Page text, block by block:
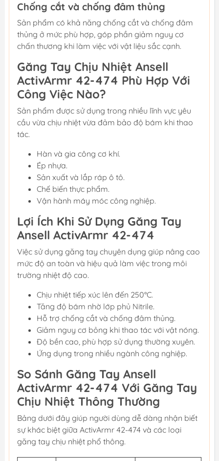
Chống cắt và chống đâm thủng
Sản phẩm có khả năng chống cắt và chống đâm
thủng ở mức phù hợp, góp phần giảm nguy cơ
chấn thương khi làm việc với vật liệu sắc cạnh.
Găng Tay Chịu Nhiệt Ansell
ActivArmr 42-474 Phù Hợp Với
Công Việc Nào?
Sản phẩm được sử dụng trong nhiều lĩnh vực yêu
cầu vừa chịu nhiệt vừa đảm bảo độ bám khi thao
tác.
Hàn và gia công cơ khí.
Ép nhựa.
Sản xuất và lắp ráp ô tô.
Chế biến thực phẩm.
Vận hành máy móc công nghiệp.
Lợi Ích Khi Sử Dụng Găng Tay
Ansell ActivArmr 42-474
Việc sử dụng găng tay chuyên dụng giúp nâng cao
mức độ an toàn và hiệu quả làm việc trong môi
trường nhiệt độ cao.
Chịu nhiệt tiếp xúc lên đến 250°C.
Tăng độ bám nhờ lớp phủ Nitrile.
Hỗ trợ chống cắt và chống đâm thủng.
Giảm nguy cơ bỏng khi thao tác với vật nóng.
Độ bền cao, phù hợp sử dụng thường xuyên.
Ứng dụng trong nhiều ngành công nghiệp.
So Sánh Găng Tay Ansell
ActivArmr 42-474 Với Găng Tay
Chịu Nhiệt Thông Thường
Bảng dưới đây giúp người dùng dễ dàng nhận biết
sự khác biệt giữa ActivArmr 42-474 và các loại
găng tay chịu nhiệt phổ thông.